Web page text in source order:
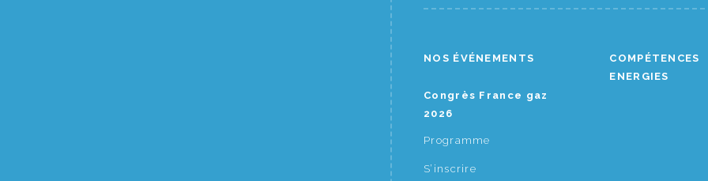
NOS ÉVÉNEMENTS
Congrès France gaz
2026
Programme
S’inscrire
COMPÉTENCES
ENERGIES